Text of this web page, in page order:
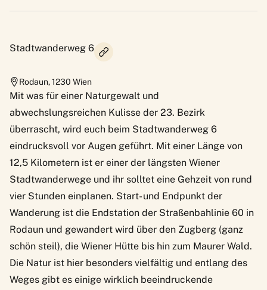
Stadtwanderweg 6
Rodaun,1230 Wien
Mit was für einer Naturgewalt und
abwechslungsreichen Kulisse der 23. Bezirk
überrascht, wird euch beim Stadtwanderweg 6
eindrucksvoll vor Augen geführt. Mit einer Länge von
12,5 Kilometern ist er einer der längsten Wiener
Stadtwanderwege und ihr solltet eine Gehzeit von rund
vier Stunden einplanen. Start- und Endpunkt der
Wanderung ist die Endstation der Straßenbahlinie 60 in
Rodaun und gewandert wird über den Zugberg (ganz
schön steil), die Wiener Hütte bis hin zum Maurer Wald.
Die Natur ist hier besonders vielfältig und entlang des
Weges gibt es einige wirklich beeindruckende